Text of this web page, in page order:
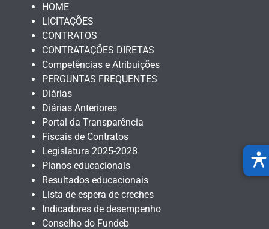
HOME
LICITAÇÕES
CONTRATOS
CONTRATAÇÕES DIRETAS
Competências e Atribuições
PERGUNTAS FREQUENTES
Diárias
Diárias Anteriores
Portal da Transparência
Fiscais de Contratos
Legislatura 2025-2028
Planos educacionais
Resultados educacionais
Lista de espera de creches
Indicadores de desempenho
Conselho do Fundeb